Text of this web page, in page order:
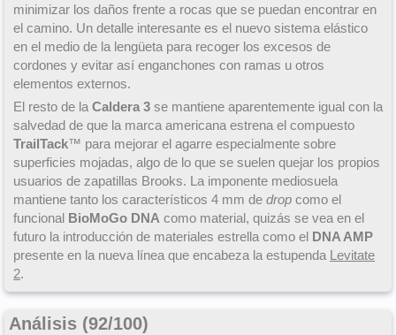
minimizar los daños frente a rocas que se puedan encontrar en
el camino. Un detalle interesante es el nuevo sistema elástico
en el medio de la lengüeta para recoger los excesos de
cordones y evitar así enganchones con ramas u otros
elementos externos.
El resto de la Caldera 3 se mantiene aparentemente igual con la
salvedad de que la marca americana estrena el compuesto
TrailTack™ para mejorar el agarre especialmente sobre
superficies mojadas, algo de lo que se suelen quejar los propios
usuarios de zapatillas Brooks. La imponente mediosuela
mantiene tanto los característicos 4 mm de drop como el
funcional BioMoGo DNA como material, quizás se vea en el
futuro la introducción de materiales estrella como el DNA AMP
presente en la nueva línea que encabeza la estupenda Levitate
2.
Análisis (92/100)